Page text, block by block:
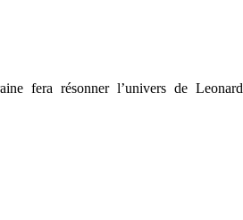
fera résonner l’univers de Leonard